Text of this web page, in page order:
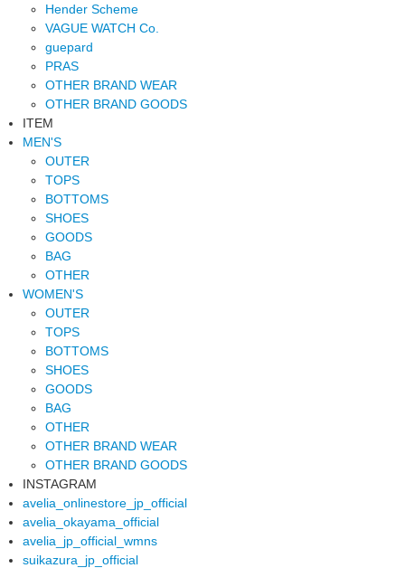
Hender Scheme
VAGUE WATCH Co.
guepard
PRAS
OTHER BRAND WEAR
OTHER BRAND GOODS
ITEM
MEN'S
OUTER
TOPS
BOTTOMS
SHOES
GOODS
BAG
OTHER
WOMEN'S
OUTER
TOPS
BOTTOMS
SHOES
GOODS
BAG
OTHER
OTHER BRAND WEAR
OTHER BRAND GOODS
INSTAGRAM
avelia_onlinestore_jp_official
avelia_okayama_official
avelia_jp_official_wmns
suikazura_jp_official